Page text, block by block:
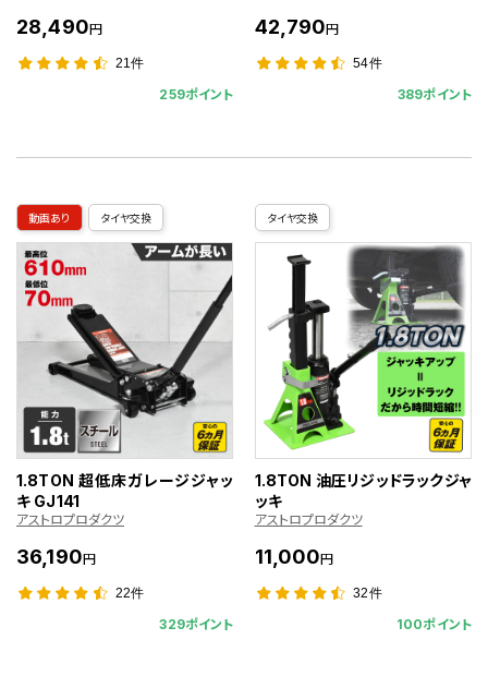
28,490円
21件
259ポイント
42,790円
54件
389ポイント
動画あり タイヤ交換
1.8TON 超低床ガレージジャッ
キ GJ141
アストロプロダクツ
36,190円
22件
329ポイント
タイヤ交換
1.8TON 油圧リジッドラックジャ
ッキ
アストロプロダクツ
11,000円
32件
100ポイント